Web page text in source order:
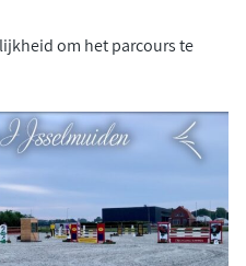
om het parcours te